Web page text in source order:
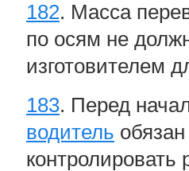
182. Масса
по осям не
изготовителем
183. Перед
водитель
контролировать